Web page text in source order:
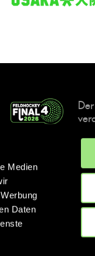
Medien
Daten
IMPRESSUM